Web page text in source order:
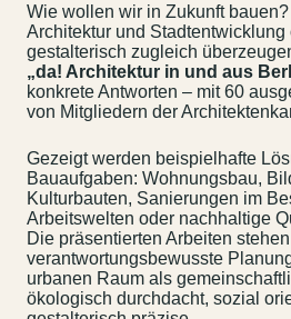
Wie wollen wir in Zukunft
Architektur und
gestalterisch zugleich
„da! Architektur in und aus
konkrete Antworten – mit 60
von Mitgliedern der
Gezeigt werden beispielhafte
Bauaufgaben: Wohnungsbau,
Kulturbauten, Sanierungen im
Arbeitswelten oder nachhaltige
Die präsentierten Arbeiten
verantwortungsbewusste
urbanen Raum als
ökologisch durchdacht, sozial